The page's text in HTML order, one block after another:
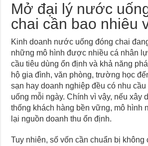
Mở đại lý nước
chai cần bao nhiêu
Kinh doanh nước uống đóng chai
những mô hình được nhiều cá nhân
cầu tiêu dùng ổn định và khả năng
hộ gia đình, văn phòng, trường học
sạn hay doanh nghiệp đều có nhu
uống mỗi ngày. Chính vì vậy, nếu xây
thống khách hàng bền vững, mô hình
lại nguồn doanh thu ổn định.
Tuy nhiên, số vốn cần chuẩn bị không